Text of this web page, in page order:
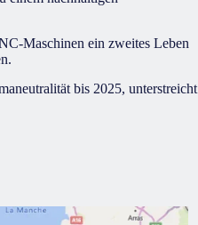
Maschinen ein zweites Leben
bis 2025, unterstreicht